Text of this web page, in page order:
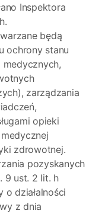
Inspektora
będą
ochrony stanu
medycznych,
zarządzania
opieki
zdrowotnej.
pozyskanych
9 ust. 2 lit. h
o działalności
z dnia